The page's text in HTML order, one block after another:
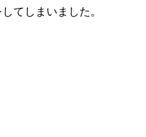
てしまいました。